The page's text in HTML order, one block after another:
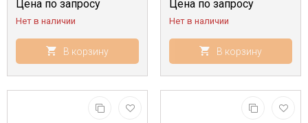
Цена по запросу
Нет в наличии
В корзину
Цена по запросу
Нет в наличии
В корзину